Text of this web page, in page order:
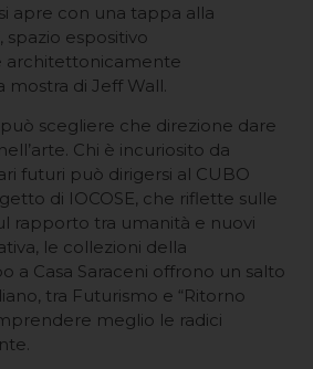
apre con una tappa alla
spazio espositivo
architettonicamente
mostra di Jeff Wall.
scegliere che direzione dare
Chi è incuriosito da
futuri può dirigersi al CUBO
di IOCOSE, che riflette sulle
rapporto tra umanità e nuovi
le collezioni della
a Casa Saraceni offrono un salto
tra Futurismo e “Ritorno
meglio le radici